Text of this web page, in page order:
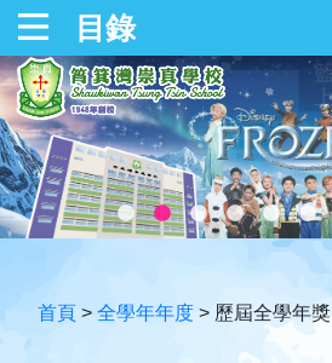
目錄
首頁 > 全學年年度 > 歷屆全學年獎